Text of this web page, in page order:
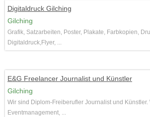
Digitaldruck Gilching
Gilching
Grafik, Satzarbeiten, Poster, Plakate, Farbkopien,
Digitaldruck,Flyer, ...
E&G Freelancer Journalist und Künstler
Gilching
Wir sind Diplom-Freiberufler Journalist und Künstler.
Eventmanagement, ...